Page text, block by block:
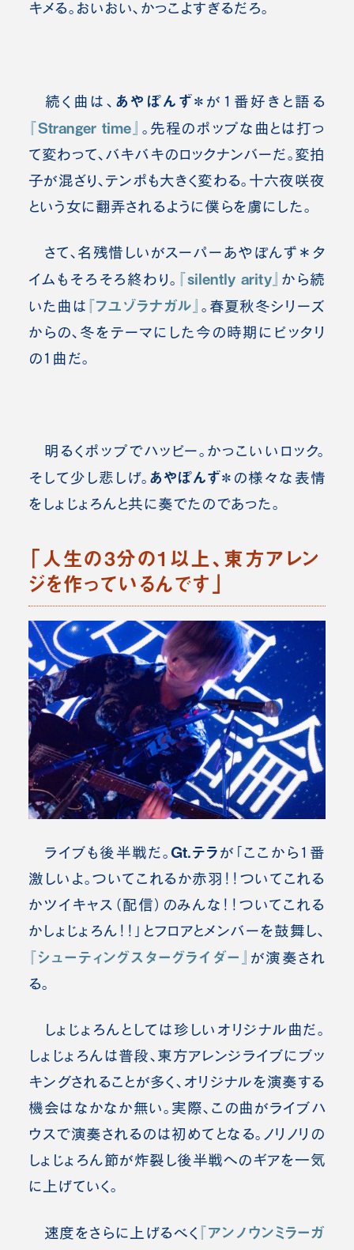
キメる。おいおい、かっこよすぎるだろ。
続く曲は、 あやぽんず＊ が1番好きと語る
『Stranger time』 。先程のポップな曲とは打っ
て変わって、バキバキのロックナンバーだ。変拍
子が混ざり、テンポも大きく変わる。十六夜咲夜
という女に翻弄されるように僕らを虜にした。
さて、名残惜しいがスーパーあやぽんず＊タ
イムもそろそろ終わり。 『silently arity』 から続
いた曲は 『フユゾラナガル』 。春夏秋冬シリーズ
からの、冬をテーマにした今の時期にピッタリ
の1曲だ。
明るくポップでハッピー。かっこいいロック。
そして少し悲しげ。 あやぽんず＊ の様々な表情
をしょじょろんと共に奏でたのであった。
「人生の3分の1以上、東方アレン
ジを作っているんです」
ライブも後半戦だ。 Gt.テラ が「ここから1番
激しいよ。ついてこれるか赤羽！！ついてこれる
かツイキャス（配信）のみんな！！ついてこれる
かしょじょろん！！」とフロアとメンバーを鼓舞し、
『シューティングスターグライダー』 が演奏され
る。
しょじょろんとしては珍しいオリジナル曲だ。
しょじょろんは普段、東方アレンジライブにブッ
キングされることが多く、オリジナルを演奏する
機会はなかなか無い。実際、この曲がライブハ
ウスで演奏されるのは初めてとなる。ノリノリの
しょじょろん節が炸裂し後半戦へのギアを一気
に上げていく。
速度をさらに上げるべく 『アンノウンミラーガ